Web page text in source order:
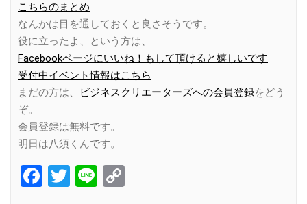
こちらのまとめ
なんかは目を通しておくと良さそうです。
役に立ったよ、という方は、
Facebookページにいいね！もして頂けると嬉しいです
受付中イベント情報はこちら
まだの方は、
ビジネスクリエーターズへの会員登録をどう
ぞ。
会員登録は無料です。
明日は八須くんです。
Facebook
Twitter
Line